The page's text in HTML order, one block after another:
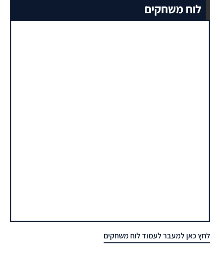
לוח משחקים
לחץ כאן למעבר לעמוד לוח משחקים